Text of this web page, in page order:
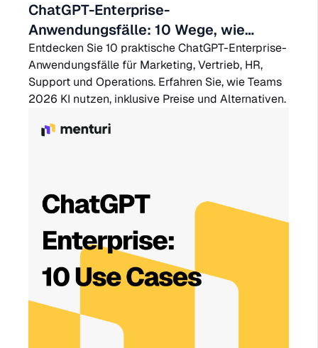
ChatGPT-Enterprise-
Anwendungsfälle: 10 Wege, wie
Teams 2026 KI einsetzen
Entdecken Sie 10 praktische ChatGPT-Enterprise-
Anwendungsfälle für Marketing, Vertrieb, HR,
Support und Operations. Erfahren Sie, wie Teams
2026 KI nutzen, inklusive Preise und Alternativen.